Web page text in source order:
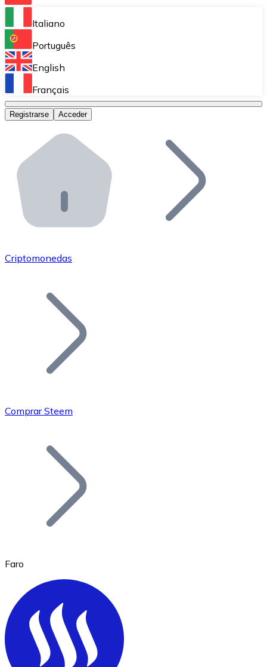
Bitnovo Ramp
Integra nuestra solución en tu plataforma.
Bitnovo Giftcards
Bitnovo OTC
Bitnovo ATM
Integra un ATM Bitnovo en tu negocio y permite que
Bitnovo API
Integra nuestra API en tu ecosistema.
Únete a nuestra red de distribuidores.
Añade tu proyecto a nuestro ecosistema.
Bitcoin
Ethereum
ETH
Italiano
Português
English
Français
Registrarse Acceder
Criptomonedas
Comprar Steem
Faro